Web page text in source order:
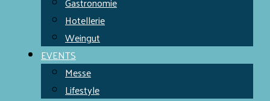
Hotellerie
Weingut
EVENTS
Messe
Lifestyle